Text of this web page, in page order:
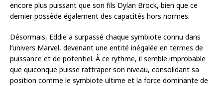
encore plus puissant que son fils Dylan Brock, bien que ce
dernier possède également des capacités hors normes.
Désormais, Eddie a surpassé chaque symbiote connu dans
l’univers Marvel, devenant une entité inégalée en termes de
puissance et de potentiel. À ce rythme, il semble improbable
que quiconque puisse rattraper son niveau, consolidant sa
position comme le symbiote ultime et la force dominante de